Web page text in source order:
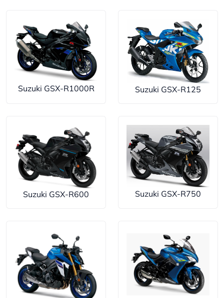
Suzuki GSX-R1000R Suzuki GSX-R125
Suzuki GSX-R600 Suzuki GSX-R750